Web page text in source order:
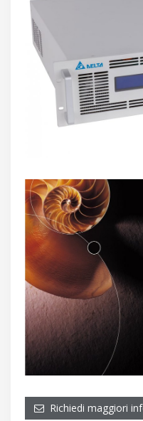
Richiedi maggiori